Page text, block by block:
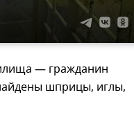
— гражданин
шприцы, иглы,